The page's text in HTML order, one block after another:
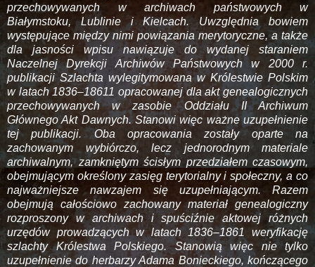
przechowywanych w archiwach państwowych w
Białymstoku, Lublinie i Kielcach. Uwzględnia bowiem
występujące między nimi powiązania merytoryczne, a także
dla jasności wpisu nawiązuje do wydanej staraniem
Naczelnej Dyrekcji Archiwów Państwowych w 2000 r.
publikacji Szlachta wylegitymowana w Królestwie Polskim
w latach 1836–18611 opracowanej dla akt genealogicznych
przechowywanych w zasobie Oddziału II Archiwum
Głównego Akt Dawnych. Stanowi więc ważne uzupełnienie
tej publikacji. Oba opracowania zostały oparte na
zachowanym wybiórczo, lecz jednorodnym materiale
archiwalnym, zamkniętym ścisłym przedziałem czasowym,
obejmującym określony zasięg terytorialny i społeczny, a co
najważniejsze nawzajem się uzupełniającym. Razem
obejmują całościowo zachowany materiał genealogiczny
rozproszony w archiwach i spuściźnie aktowej różnych
urzędów prowadzących w latach 1836–1861 weryfikację
szlachty Królestwa Polskiego. Stanowią więc nie tylko
uzupełnienie do herbarzy Adama Bonieckiego, kończącego